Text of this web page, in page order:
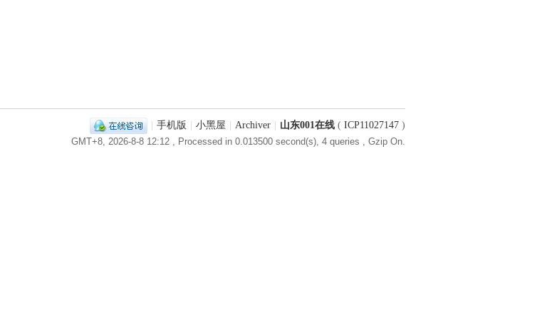
手机版 小黑屋 Archiver 山东001在线 ( ICP11027147 )
GMT+8, 2026-8-8 12:12 , Processed in 0.013500 second(s), 4 queries , Gzip On.